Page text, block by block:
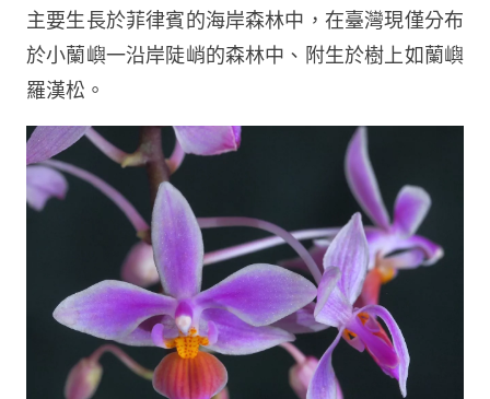
主要生長於菲律賓的海岸森林中，在臺灣現僅分布
於小蘭嶼一沿岸陡峭的森林中、附生於樹上如蘭嶼
羅漢松。